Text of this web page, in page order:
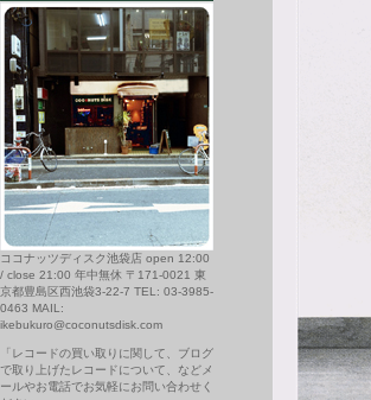
ココナッツディスク池袋店 open 12:00
/ close 21:00 年中無休 〒171-0021 東
京都豊島区西池袋3-22-7 TEL: 03-3985-
0463 MAIL:
ikebukuro@coconutsdisk.com
「レコードの買い取りに関して、ブログ
で取り上げたレコードについて、などメ
ールやお電話でお気軽にお問い合わせく